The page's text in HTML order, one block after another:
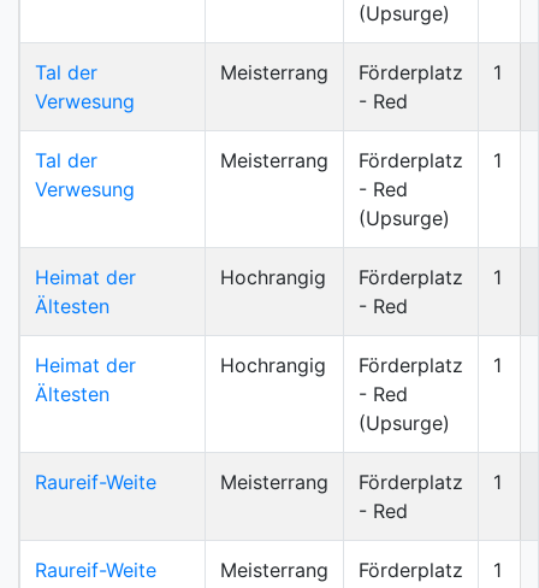
(Upsurge)
Tal der
Verwesung
Meisterrang
Förderplatz
- Red
1
Tal der
Verwesung
Meisterrang
Förderplatz
- Red
(Upsurge)
1
Heimat der
Ältesten
Hochrangig
Förderplatz
- Red
1
Heimat der
Ältesten
Hochrangig
Förderplatz
- Red
(Upsurge)
1
Raureif-Weite Meisterrang
Förderplatz
- Red
1
Raureif-Weite Meisterrang
Förderplatz
1